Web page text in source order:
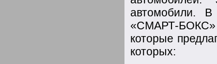
автомобили.
«СМАРТ-
которые
которых: